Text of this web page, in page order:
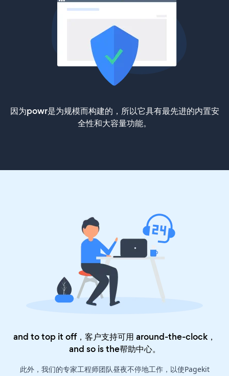
因为powr是为规模而构建的，所以它具有最先进的内置安
全性和大容量功能。
and to top it off，客户支持可用 around-the-clock，
and so is the帮助中心。
此外，我们的专家工程师团队昼夜不停地工作，以使Pagekit